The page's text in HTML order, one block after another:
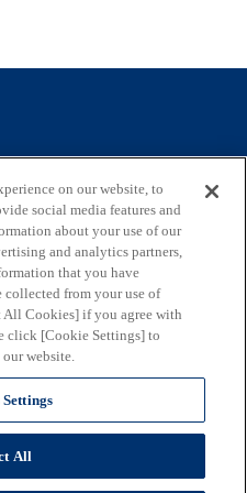
8-1
整課
on our website, to
social media features and
about your use of our
and analytics partners,
that you have
collected from your use of
All Cookies] if you agree with
click [Cookie Settings] to
website.
All